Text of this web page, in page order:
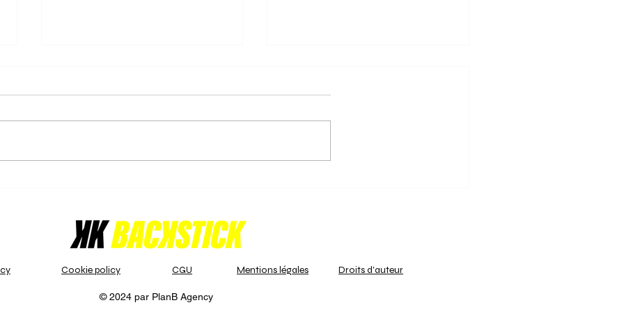
Naarmate deze serie wedstrijden
- VHL 1 - C. Bij het ochtendgloren
Cookie policy CGU Mentions légales Droits d'auteur
© 2024 par PlanB Agency